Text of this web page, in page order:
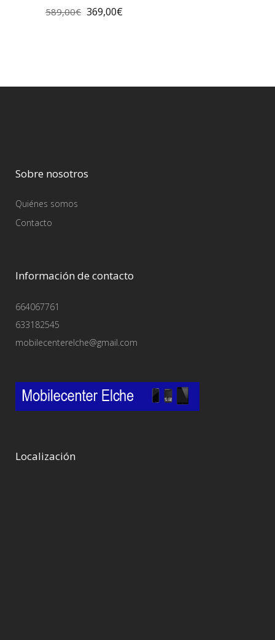
589,00€ 369,00€
Sobre nosotros
Quiénes somos
Contacto
Información de contacto
664067761
633182545
mobilecenterelche@gmail.com
Localización